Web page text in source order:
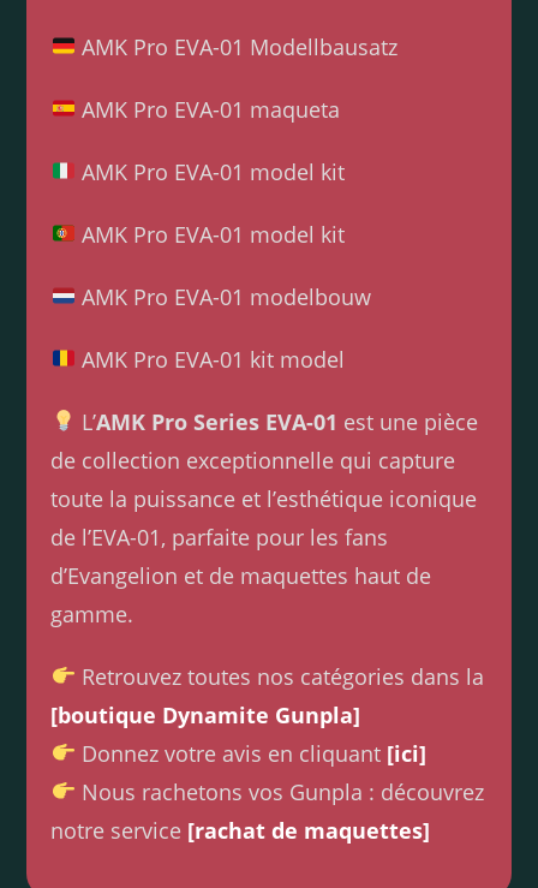
AMK Pro EVA-01 Modellbausatz
AMK Pro EVA-01 maqueta
AMK Pro EVA-01 model kit
AMK Pro EVA-01 model kit
AMK Pro EVA-01 modelbouw
AMK Pro EVA-01 kit model
L’AMK Pro Series EVA-01 est une pièce
de collection exceptionnelle qui capture
toute la puissance et l’esthétique iconique
de l’EVA-01, parfaite pour les fans
d’Evangelion et de maquettes haut de
gamme.
Retrouvez toutes nos catégories dans la
[boutique Dynamite Gunpla]
Donnez votre avis en cliquant [ici]
Nous rachetons vos Gunpla : découvrez
notre service [rachat de maquettes]